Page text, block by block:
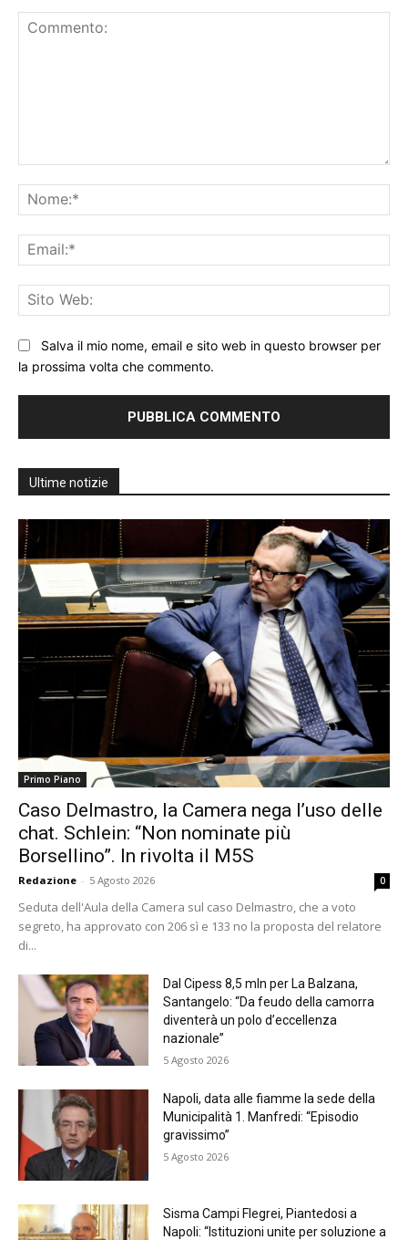
Salva il mio nome, email e sito web in questo browser per
la prossima volta che commento.
Ultime notizie
Primo Piano
Caso Delmastro, la Camera nega l’uso delle
chat. Schlein: “Non nominate più
Borsellino”. In rivolta il M5S
Redazione - 5 Agosto 2026 0
Seduta dell'Aula della Camera sul caso Delmastro, che a voto
segreto, ha approvato con 206 sì e 133 no la proposta del relatore
di...
Dal Cipess 8,5 mln per La Balzana,
Santangelo: “Da feudo della camorra
diventerà un polo d’eccellenza
nazionale”
5 Agosto 2026
Napoli, data alle fiamme la sede della
Municipalità 1. Manfredi: “Episodio
gravissimo”
5 Agosto 2026
Sisma Campi Flegrei, Piantedosi a
Napoli: “Istituzioni unite per soluzione a